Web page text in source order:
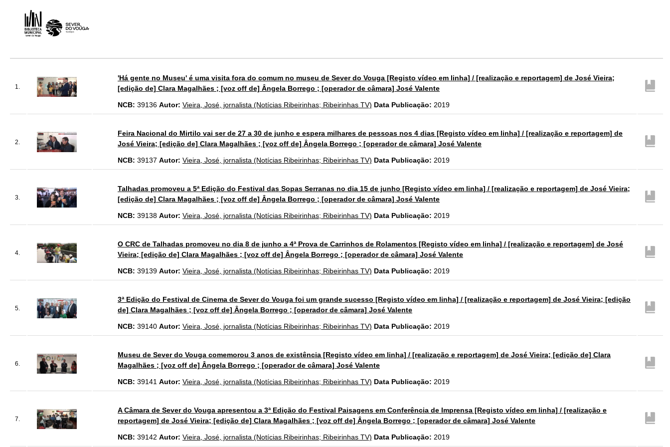
1.
'Há gente no Museu' é uma visita fora do comum no museu de Sever do Vouga [Registo vídeo em linha] / [realização e reportagem] de José Vieira;
[edição de] Clara Magalhães ; [voz off de] Ângela Borrego ; [operador de câmara] José Valente
NCB: 39136 Autor: Vieira, José, jornalista (Notícias Ribeirinhas; Ribeirinhas TV) Data Publicação: 2019
2.
Feira Nacional do Mirtilo vai ser de 27 a 30 de junho e espera milhares de pessoas nos 4 dias [Registo vídeo em linha] / [realização e reportagem] de
José Vieira; [edição de] Clara Magalhães ; [voz off de] Ângela Borrego ; [operador de câmara] José Valente
NCB: 39137 Autor: Vieira, José, jornalista (Notícias Ribeirinhas; Ribeirinhas TV) Data Publicação: 2019
3.
Talhadas promoveu a 5ª Edição do Festival das Sopas Serranas no dia 15 de junho [Registo vídeo em linha] / [realização e reportagem] de José Vieira;
[edição de] Clara Magalhães ; [voz off de] Ângela Borrego ; [operador de câmara] José Valente
NCB: 39138 Autor: Vieira, José, jornalista (Notícias Ribeirinhas; Ribeirinhas TV) Data Publicação: 2019
4.
O CRC de Talhadas promoveu no dia 8 de junho a 4ª Prova de Carrinhos de Rolamentos [Registo vídeo em linha] / [realização e reportagem] de José
Vieira; [edição de] Clara Magalhães ; [voz off de] Ângela Borrego ; [operador de câmara] José Valente
NCB: 39139 Autor: Vieira, José, jornalista (Notícias Ribeirinhas; Ribeirinhas TV) Data Publicação: 2019
5.
3ª Edição do Festival de Cinema de Sever do Vouga foi um grande sucesso [Registo vídeo em linha] / [realização e reportagem] de José Vieira; [edição
de] Clara Magalhães ; [voz off de] Ângela Borrego ; [operador de câmara] José Valente
NCB: 39140 Autor: Vieira, José, jornalista (Notícias Ribeirinhas; Ribeirinhas TV) Data Publicação: 2019
6.
Museu de Sever do Vouga comemorou 3 anos de existência [Registo vídeo em linha] / [realização e reportagem] de José Vieira; [edição de] Clara
Magalhães ; [voz off de] Ângela Borrego ; [operador de câmara] José Valente
NCB: 39141 Autor: Vieira, José, jornalista (Notícias Ribeirinhas; Ribeirinhas TV) Data Publicação: 2019
7.
A Câmara de Sever do Vouga apresentou a 3ª Edição do Festival Paisagens em Conferência de Imprensa [Registo vídeo em linha] / [realização e
reportagem] de José Vieira; [edição de] Clara Magalhães ; [voz off de] Ângela Borrego ; [operador de câmara] José Valente
NCB: 39142 Autor: Vieira, José, jornalista (Notícias Ribeirinhas; Ribeirinhas TV) Data Publicação: 2019